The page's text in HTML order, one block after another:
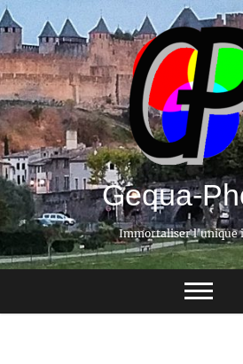
Gequa-
Immortaliser l'unique